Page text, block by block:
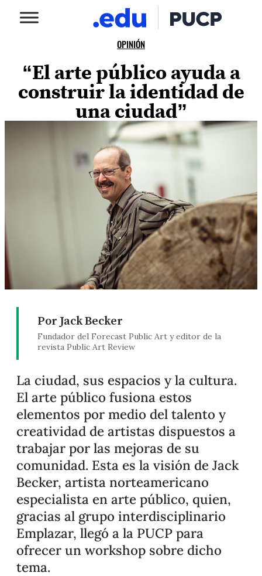
OPINIÓN
“El arte público ayuda a
construir la identidad de
una ciudad”
Por Jack Becker
Fundador del Forecast Public Art y editor de la
revista Public Art Review
La ciudad, sus espacios y la cultura.
El arte público fusiona estos
elementos por medio del talento y
creatividad de artistas dispuestos a
trabajar por las mejoras de su
comunidad. Esta es la visión de Jack
Becker, artista norteamericano
especialista en arte público, quien,
gracias al grupo interdisciplinario
Emplazar, llegó a la PUCP para
ofrecer un workshop sobre dicho
tema.